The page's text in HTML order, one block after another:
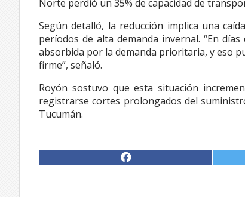
Norte perdió un 35% de capacidad de
Según detalló, la reducción implica una
períodos de alta demanda invernal. “En
absorbida por la demanda prioritaria, y eso
firme”, señaló.
Royón sostuvo que esta situación
registrarse cortes prolongados del
Tucumán.